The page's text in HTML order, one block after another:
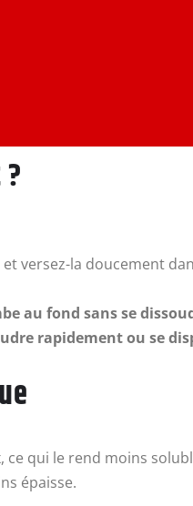
versez-la doucement
au fond sans se
rapidement ou se
qui le rend moins
épaisse.